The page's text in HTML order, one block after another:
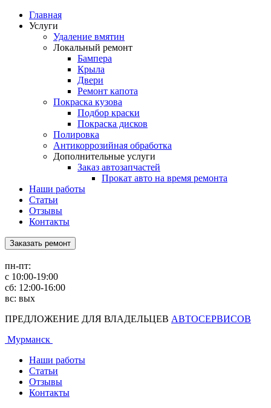
Главная
Услуги
Удаление вмятин
Локальный ремонт
Бампера
Крыла
Двери
Ремонт капота
Покраска кузова
Подбор краски
Покраска дисков
Полировка
Антикоррозийная обработка
Дополнительные услуги
Заказ автозапчастей
Прокат авто на время ремонта
Наши работы
Статьи
Отзывы
Контакты
Заказать ремонт
пн-пт:
с 10:00-19:00
сб: 12:00-16:00
вс: вых
ПРЕДЛОЖЕНИЕ ДЛЯ ВЛАДЕЛЬЦЕВ АВТОСЕРВИСОВ
Мурманск
Наши работы
Статьи
Отзывы
Контакты